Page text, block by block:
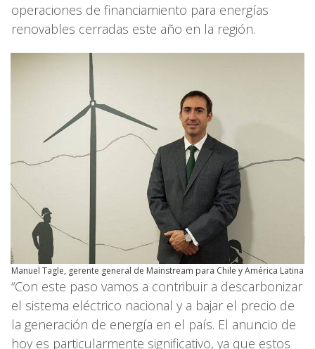
operaciones de financiamiento para energías
renovables cerradas este año en la región.
Manuel Tagle, gerente general de Mainstream para Chile y América Latina
“Con este paso vamos a contribuir a descarbonizar
el sistema eléctrico nacional y a bajar el precio de
la generación de energía en el país. El anuncio de
hoy es particularmente significativo, ya que estos